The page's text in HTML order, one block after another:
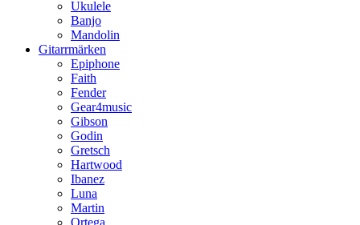
Ukulele
Banjo
Mandolin
Gitarrmärken
Epiphone
Faith
Fender
Gear4music
Gibson
Godin
Gretsch
Hartwood
Ibanez
Luna
Martin
Ortega